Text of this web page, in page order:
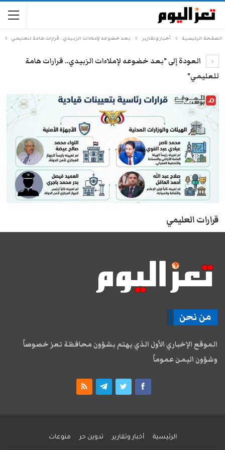
الصفحة الرئيسية أخبار وتقارير بعد خضوعه لإملاءات الزبيدي.. قرارات هامة للعليمي
العودة إلى "بعد خضوعه لإملاءات الزبيدي.. قرارات هامة
للعليمي"
قرارات العليمي
من نحن
الموقع الإخباري الأول الذي يهتم بشؤون محافظة تعز خصوصاً
وشؤون اليمن عموماً
الرئيسية أخبار وتقارير تدوين حر منوعات